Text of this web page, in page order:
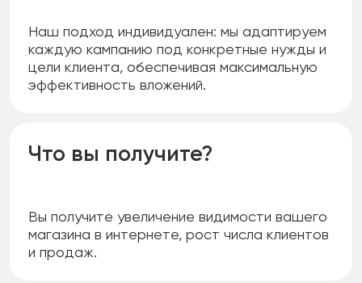
Наш подход индивидуален: мы адаптируем
каждую кампанию под конкретные нужды и
цели клиента, обеспечивая максимальную
эффективность вложений.
Что вы получите?
Вы получите увеличение видимости вашего
магазина в интернете, рост числа клиентов
и продаж.